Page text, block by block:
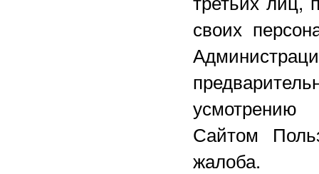
своих
усмотрению
Сайтом
жалоба.